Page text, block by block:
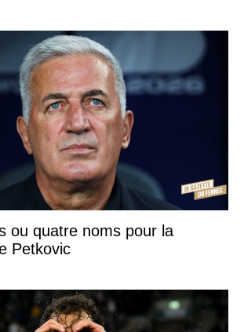
ou quatre noms pour la
Petkovic